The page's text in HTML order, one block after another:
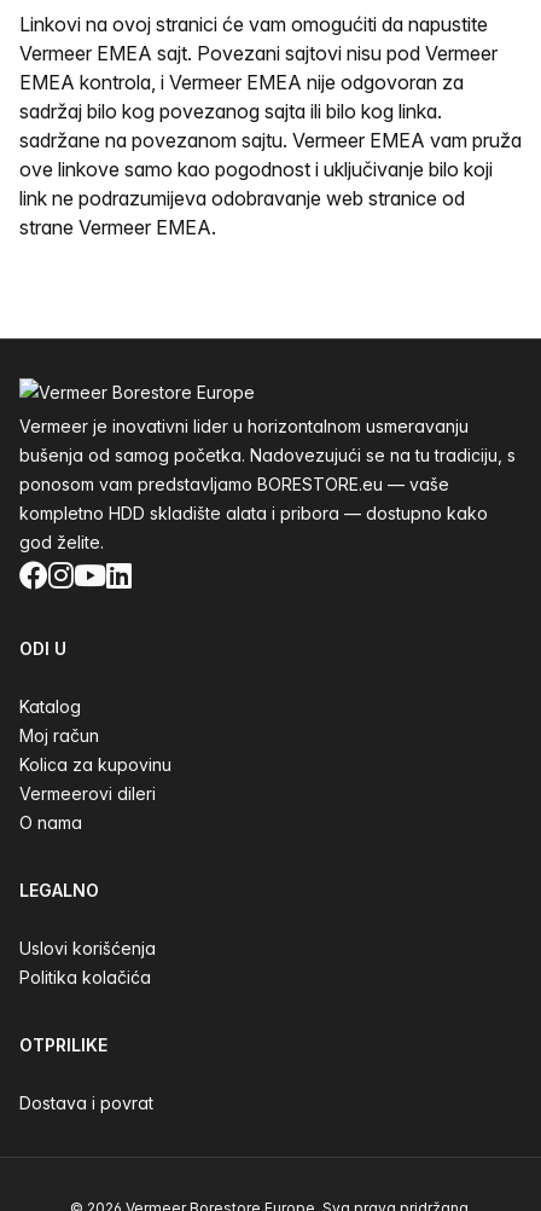
Linkovi na ovoj stranici će vam omogućiti da napustite
Vermeer EMEA sajt. Povezani sajtovi nisu pod Vermeer
EMEA kontrola, i Vermeer EMEA nije odgovoran za
sadržaj bilo kog povezanog sajta ili bilo kog linka.
sadržane na povezanom sajtu. Vermeer EMEA vam pruža
ove linkove samo kao pogodnost i uključivanje bilo koji
link ne podrazumijeva odobravanje web stranice od
strane Vermeer EMEA.
Vermeer je inovativni lider u horizontalnom usmeravanju
bušenja od samog početka. Nadovezujući se na tu tradiciju, s
ponosom vam predstavljamo BORESTORE.eu — vaše
kompletno HDD skladište alata i pribora — dostupno kako
god želite.
Facebook
Instagram
YouTube
LinkedIn
ODI U
Katalog
Moj račun
Kolica za kupovinu
Vermeerovi dileri
O nama
LEGALNO
Uslovi korišćenja
Politika kolačića
OTPRILIKE
Dostava i povrat